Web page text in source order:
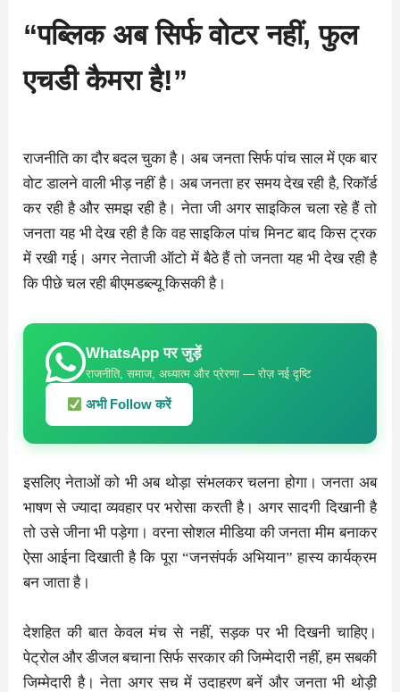
“पब्लिक अब सिर्फ वोटर नहीं, फुल
एचडी कैमरा है!”
राजनीति का दौर बदल चुका है। अब जनता सिर्फ पांच साल में एक बार
वोट डालने वाली भीड़ नहीं है। अब जनता हर समय देख रही है, रिकॉर्ड
कर रही है और समझ रही है। नेता जी अगर साइकिल चला रहे हैं तो
जनता यह भी देख रही है कि वह साइकिल पांच मिनट बाद किस ट्रक
में रखी गई। अगर नेताजी ऑटो में बैठे हैं तो जनता यह भी देख रही है
कि पीछे चल रही बीएमडब्ल्यू किसकी है।
WhatsApp पर जुड़ें
राजनीति, समाज, अध्यात्म और प्रेरणा — रोज़ नई दृष्टि
अभी Follow करें
इसलिए नेताओं को भी अब थोड़ा संभलकर चलना होगा। जनता अब
भाषण से ज्यादा व्यवहार पर भरोसा करती है। अगर सादगी दिखानी है
तो उसे जीना भी पड़ेगा। वरना सोशल मीडिया की जनता मीम बनाकर
ऐसा आईना दिखाती है कि पूरा “जनसंपर्क अभियान” हास्य कार्यक्रम
बन जाता है।
देशहित की बात केवल मंच से नहीं, सड़क पर भी दिखनी चाहिए।
पेट्रोल और डीजल बचाना सिर्फ सरकार की जिम्मेदारी नहीं, हम सबकी
जिम्मेदारी है। नेता अगर सच में उदाहरण बनें और जनता भी थोड़ी